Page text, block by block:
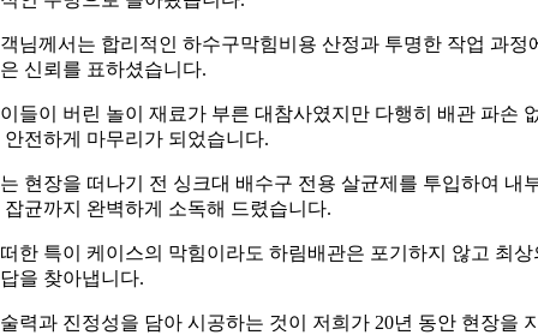
님께서는 합리적인 하수구막힘비용 산정과 투명한 작업 과정
신뢰를 표하셨습니다.
들이 버린 놀이 재료가 부른 대참사였지만 다행히 배관 파손
안전하게 마무리가 되었습니다.
현장을 떠나기 전 싱크대 배수구 전용 살균제를 투입하여 내
잡균까지 완벽하게 소독해 드렸습니다.
한 특이 케이스의 막힘이라도 하림배관은 포기하지 않고 최상
을 찾아냅니다.
력과 진정성을 담아 시공하는 것이 저희가 20년 동안 현장을